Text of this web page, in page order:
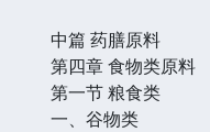
中篇 药膳原料
第四章 食物类原料
第一节 粮食类
一、谷物类